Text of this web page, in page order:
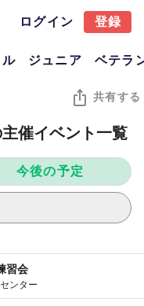
ログイン 登録
ジュニア ベテラ
共有する
催イベント一覧
今後の予定
習会
ンター